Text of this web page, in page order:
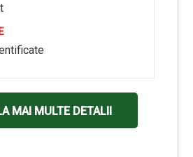
MAI MULTE DETALII